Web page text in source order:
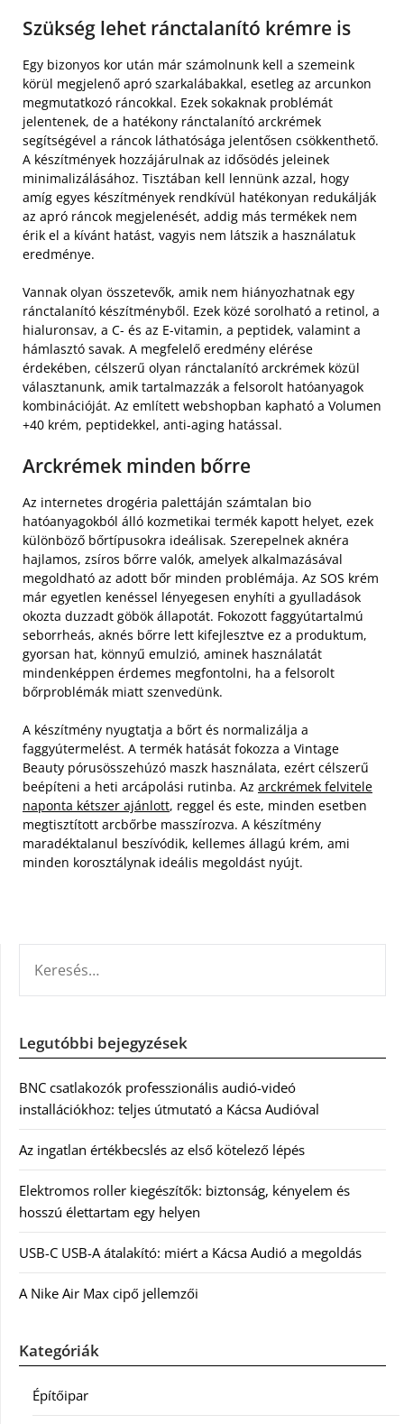
Szükség lehet ránctalanító krémre is
Egy bizonyos kor után már számolnunk kell a szemeink
körül megjelenő apró szarkalábakkal, esetleg az arcunkon
megmutatkozó ráncokkal. Ezek sokaknak problémát
jelentenek, de a hatékony ránctalanító arckrémek
segítségével a ráncok láthatósága jelentősen csökkenthető.
A készítmények hozzájárulnak az idősödés jeleinek
minimalizálásához. Tisztában kell lennünk azzal, hogy
amíg egyes készítmények rendkívül hatékonyan redukálják
az apró ráncok megjelenését, addig más termékek nem
érik el a kívánt hatást, vagyis nem látszik a használatuk
eredménye.
Vannak olyan összetevők, amik nem hiányozhatnak egy
ránctalanító készítményből. Ezek közé sorolható a retinol, a
hialuronsav, a C- és az E-vitamin, a peptidek, valamint a
hámlasztó savak. A megfelelő eredmény elérése
érdekében, célszerű olyan ránctalanító arckrémek közül
választanunk, amik tartalmazzák a felsorolt hatóanyagok
kombinációját. Az említett webshopban kapható a Volumen
+40 krém, peptidekkel, anti-aging hatással.
Arckrémek minden bőrre
Az internetes drogéria palettáján számtalan bio
hatóanyagokból álló kozmetikai termék kapott helyet, ezek
különböző bőrtípusokra ideálisak. Szerepelnek aknéra
hajlamos, zsíros bőrre valók, amelyek alkalmazásával
megoldható az adott bőr minden problémája. Az SOS krém
már egyetlen kenéssel lényegesen enyhíti a gyulladások
okozta duzzadt göbök állapotát. Fokozott faggyútartalmú
seborrheás, aknés bőrre lett kifejlesztve ez a produktum,
gyorsan hat, könnyű emulzió, aminek használatát
mindenképpen érdemes megfontolni, ha a felsorolt
bőrproblémák miatt szenvedünk.
A készítmény nyugtatja a bőrt és normalizálja a
faggyútermelést. A termék hatását fokozza a Vintage
Beauty pórusösszehúzó maszk használata, ezért célszerű
beépíteni a heti arcápolási rutinba. Az arckrémek felvitele
naponta kétszer ajánlott, reggel és este, minden esetben
megtisztított arcbőrbe masszírozva. A készítmény
maradéktalanul beszívódik, kellemes állagú krém, ami
minden korosztálynak ideális megoldást nyújt.
Legutóbbi bejegyzések
BNC csatlakozók professzionális audió-videó
installációkhoz: teljes útmutató a Kácsa Audióval
Az ingatlan értékbecslés az első kötelező lépés
Elektromos roller kiegészítők: biztonság, kényelem és
hosszú élettartam egy helyen
USB-C USB-A átalakító: miért a Kácsa Audió a megoldás
A Nike Air Max cipő jellemzői
Kategóriák
Építőipar